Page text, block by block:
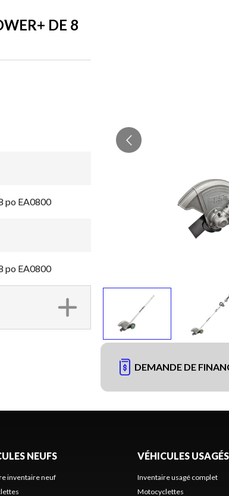
DE 8
DEMANDE DE
po EA0800
po EA0800
NEUFS
inventaire neuf
VÉHICULES USAGÉS
Inventaire usagé complet
Motocyclettes